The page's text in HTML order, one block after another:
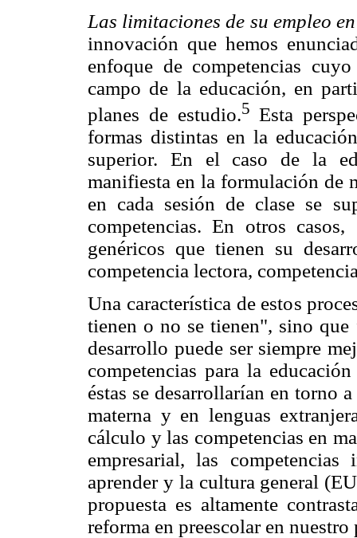
Las limitaciones de su empleo
innovación que hemos
enfoque de competencias
campo de la educación, en
planes de estudio.5 Esta
formas distintas en la
superior. En el caso de la
manifiesta en la formulación de
en cada sesión de clase se
competencias. En otros
genéricos que tienen su
competencia lectora,
Una característica de estos
tienen o no se tienen", sino
desarrollo puede ser siempre
competencias para la
éstas se desarrollarían en torno
materna y en lenguas
cálculo y las competencias en
empresarial, las
aprender y la cultura general
propuesta es altamente
reforma en preescolar en nuestro